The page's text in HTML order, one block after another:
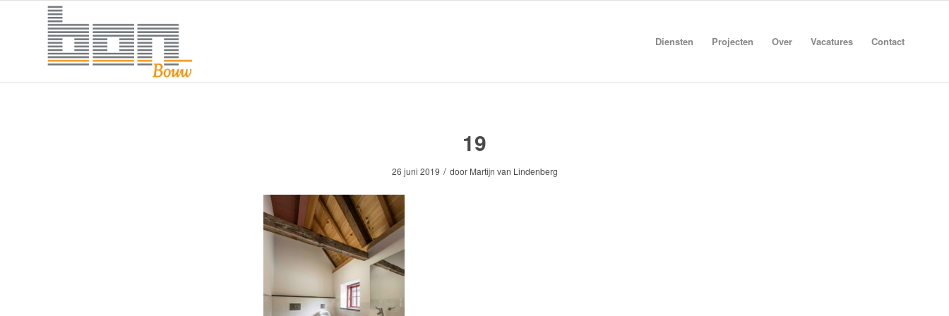
Diensten Projecten Over Vacatures Contact
19
26 juni 2019 / door Martijn van Lindenberg